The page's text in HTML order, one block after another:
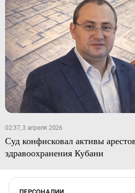
02:37, 3 апреля 2026
Суд конфисковал активы
здравоохранения Кубани